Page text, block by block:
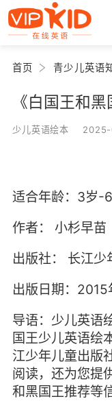
首页 青少儿英语
《白国王和
少儿英语绘本
适合年龄：3岁-
作者：
小杉早苗
出版社：
长江少
出版日期：2015
导语：少儿英语
国王少儿英语绘
江少年儿童出版
阅读，还为您提
和黑国王推荐等